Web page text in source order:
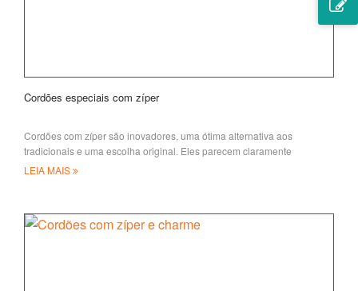
Cordões especiais com zíper
Cordões com zíper são inovadores, uma ótima alternativa aos
tradicionais e uma escolha original. Eles parecem claramente
diferentes. Branding
LEIA MAIS